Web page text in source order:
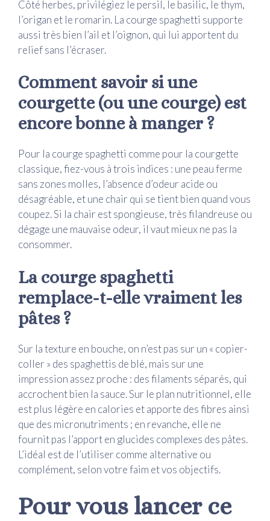
Côté herbes, privilégiez le persil, le basilic, le thym,
l’origan et le romarin. La courge spaghetti supporte
aussi très bien l’ail et l’oignon, qui lui apportent du
relief sans l’écraser.
Comment savoir si une
courgette (ou une courge) est
encore bonne à manger ?
Pour la courge spaghetti comme pour la courgette
classique, fiez-vous à trois indices : une peau ferme
sans zones molles, l’absence d’odeur acide ou
désagréable, et une chair qui se tient bien quand vous
coupez. Si la chair est spongieuse, très filandreuse ou
dégage une mauvaise odeur, il vaut mieux ne pas la
consommer.
La courge spaghetti
remplace-t-elle vraiment les
pâtes ?
Sur la texture en bouche, on n’est pas sur un « copier-
coller » des spaghettis de blé, mais sur une
impression assez proche : des filaments séparés, qui
accrochent bien la sauce. Sur le plan nutritionnel, elle
est plus légère en calories et apporte des fibres ainsi
que des micronutriments ; en revanche, elle ne
fournit pas l’apport en glucides complexes des pâtes.
L’idéal est de l’utiliser comme alternative ou
complément, selon votre faim et vos objectifs.
Pour vous lancer ce